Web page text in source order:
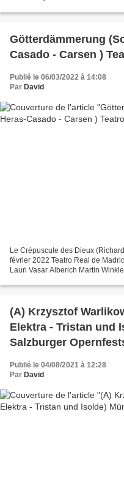
Götterdämmerung
Casado - Carsen )
Publié le 06/03/2022 à 14:08
Par David
Le Crépuscule des Dieux
février 2022 Teatro Real de
Lauri Vasar Alberich Martin
(A) Krzysztof
Elektra - Tristan und
Salzburger
Publié le 04/08/2021 à 12:28
Par David